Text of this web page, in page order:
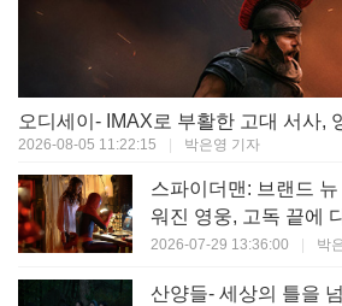
2026-08-05 11:22:15 박은영 기자
스파이더맨: 브랜드
워진 영웅, 고독 끝에
르다 (오락성 8 | 작품
2026-07-29 13:36:00 박
산양들- 세상의 틀을